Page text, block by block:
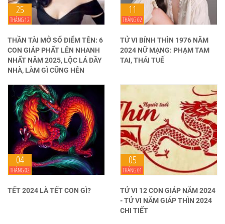
25
THÁNG 12
THẦN TÀI MỞ SỔ ĐIỂM TÊN: 6
CON GIÁP PHẤT LÊN NHANH
NHẤT NĂM 2025, LỘC LÁ ĐẦY
NHÀ, LÀM GÌ CŨNG HÊN
11
THÁNG 02
TỬ VI BÍNH THÌN 1976 NĂM
2024 NỮ MẠNG: PHẠM TAM
TAI, THÁI TUẾ
04
THÁNG 02
TẾT 2024 LÀ TẾT CON GÌ?
05
THÁNG 01
TỬ VI 12 CON GIÁP NĂM 2024
- TỬ VI NĂM GIÁP THÌN 2024
CHI TIẾT